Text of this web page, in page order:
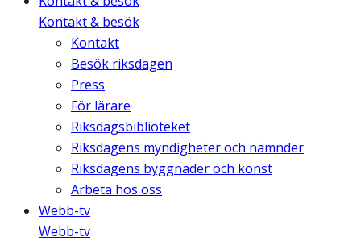
Kontakt & besök
Kontakt
Besök riksdagen
Press
För lärare
Riksdagsbiblioteket
Riksdagens myndigheter och nämnder
Riksdagens byggnader och konst
Arbeta hos oss
Webb-tv
Webb-tv